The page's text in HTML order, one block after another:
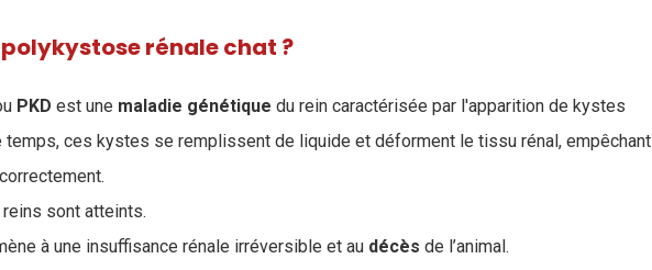
rénale chat ?
PKD est une maladie génétique du rein caractérisée par l'apparition de kystes
ces kystes se remplissent de liquide et déforment le tissu rénal, empêchant
sont atteints.
à une insuffisance rénale irréversible et au décès de l’animal.